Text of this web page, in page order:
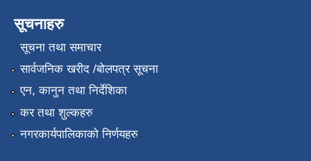
सूचनाहरु
सूचना तथा समाचार
सार्वजनिक खरीद /बोलपत्र सूचना
एन, कानुन तथा निर्देशिका
कर तथा शुल्कहरु
नगरकार्यपालिकाको निर्णयहरु